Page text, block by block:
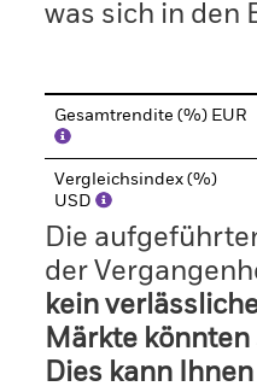
was sich in den
Gesamtrendite (%) EUR
Vergleichsindex (%)
USD
Die
der
kein
Märkte
Dies kann